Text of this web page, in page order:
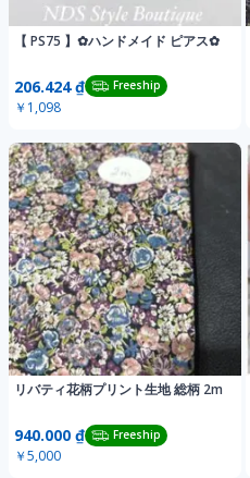
【 PS75 】✿ハンドメイド ピアス✿
206.424 ₫ Freeship
￥1,098
リバティ花柄プリント生地 総柄 2m
940.000 ₫ Freeship
￥5,000